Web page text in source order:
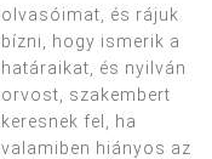
olvasóimat, és rájuk
bízni, hogy ismerik a
határaikat, és nyilván
orvost, szakembert
keresnek fel, ha
valamiben hiányos az